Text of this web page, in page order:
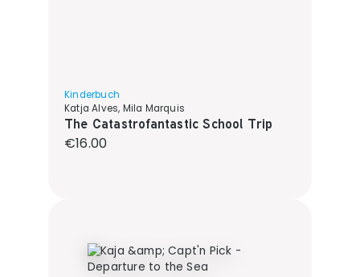
Kinderbuch
Katja Alves, Mila Marquis
The Catastrofantastic School Trip
Regular price:
€16.00